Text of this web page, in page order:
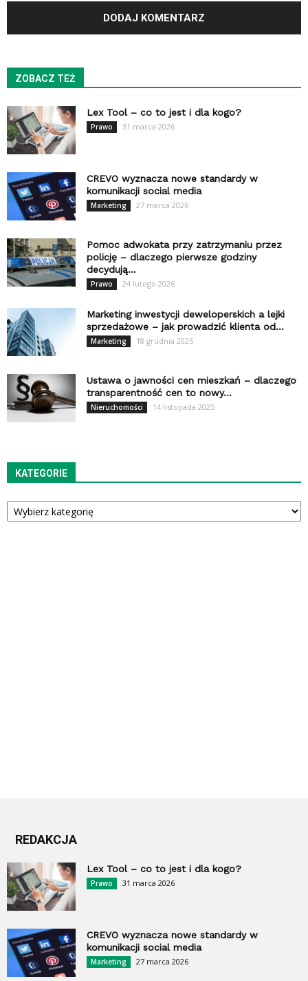
ZOBACZ TEŻ
Lex Tool – co to jest i dla kogo?
Prawo 31 marca 2026
CREVO wyznacza nowe standardy w
komunikacji social media
Marketing 27 marca 2026
Pomoc adwokata przy zatrzymaniu przez
policję – dlaczego pierwsze godziny
decydują...
Prawo 24 lutego 2026
Marketing inwestycji deweloperskich a lejki
sprzedażowe – jak prowadzić klienta od...
Marketing 18 grudnia 2025
Ustawa o jawności cen mieszkań – dlaczego
transparentność cen to nowy...
Nieruchomości 14 listopada 2025
KATEGORIE
Kategorie
REDAKCJA
Lex Tool – co to jest i dla kogo?
Prawo 31 marca 2026
CREVO wyznacza nowe standardy w
komunikacji social media
Marketing 27 marca 2026